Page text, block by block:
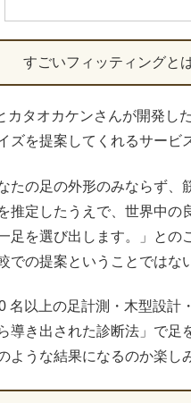
すごいフィッティングと
カタオカケンさんが開発し
ズを提案してくれるサービ
たの足の外形のみならず、
推定したうえで、世界中の
足を選び出します。」との
での提案ということではな
名以上の足計測・木型設計
導き出された診断法」で足
ような結果になるのか楽し